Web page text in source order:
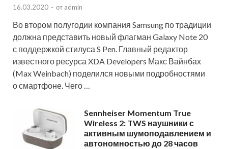
16.03.2020 - от admin
Во втором полугодии компания Samsung по традиции
должна представить новый флагман Galaxy Note 20
с поддержкой стилуса S Pen. Главный редактор
известного ресурса XDA Developers Макс Вайнбах
(Max Weinbach) поделился новыми подробностями
о смартфоне. Чего …
Sennheiser Momentum True
Wireless 2: TWS наушники с
активным шумоподавлением и
автономностью до 28 часов